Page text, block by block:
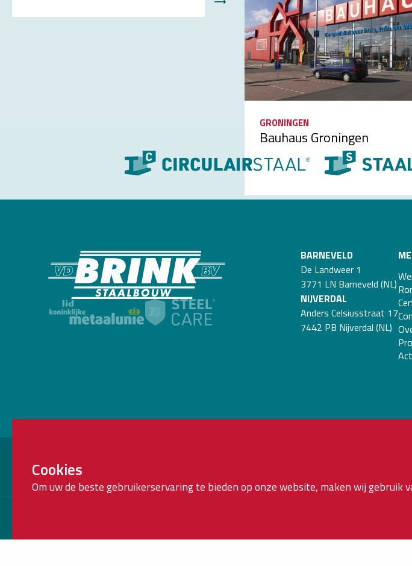
ELST
Parkeergarage P+R
Elst
GRONINGEN
Bauhaus Groningen
BARNEVELD
De Landweer 1
3771 LN Barneveld (NL)
NIJVERDAL
Anders Celsiusstraat 17
7442 PB Nijverdal (NL)
Cookies
Om uw de beste gebruikerservaring te bieden op onze website, maken wij gebruik